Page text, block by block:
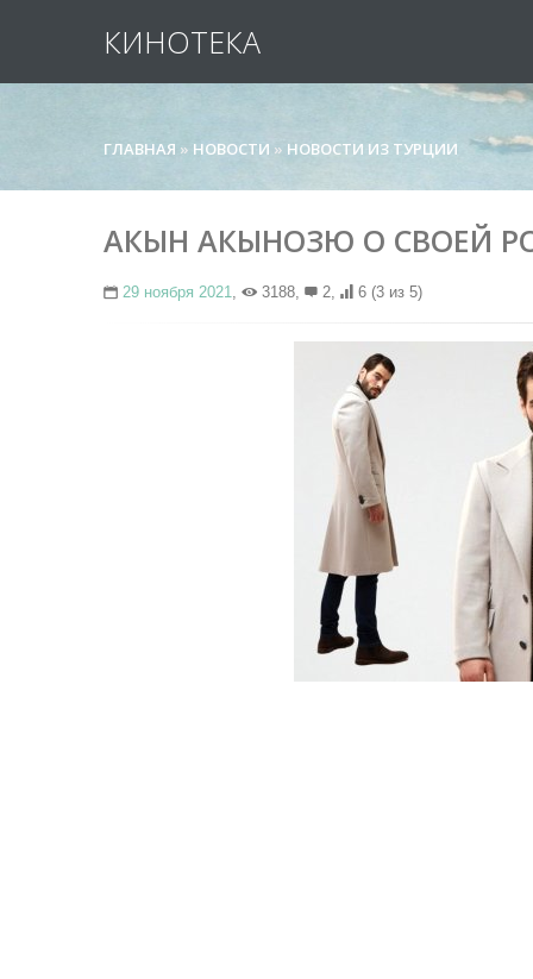
КИНОТЕКА
ГЛАВНАЯ » НОВОСТИ » НОВОСТИ ИЗ ТУРЦИИ
АКЫН АКЫНОЗЮ О СВОЕЙ
29 ноября 2021, 3188, 2, 6 (3 из 5)